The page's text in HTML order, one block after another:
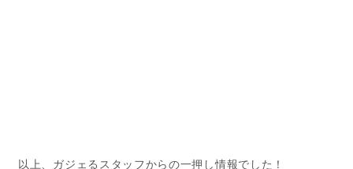
以上、ガジェるスタッフからの一押し情報でした！